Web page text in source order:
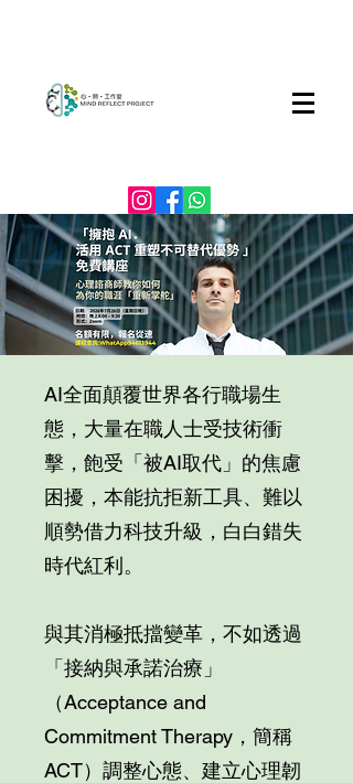
AI全面顛覆世界各行職場生
態，大量在職人士受技術衝
擊，飽受「被AI取代」的焦慮
困擾，本能抗拒新工具、難以
順勢借力科技升級，白白錯失
時代紅利。
與其消極抵擋變革，不如透過
「接納與承諾治療」
（Acceptance and
Commitment Therapy，簡稱
ACT）調整心態、建立心理韌